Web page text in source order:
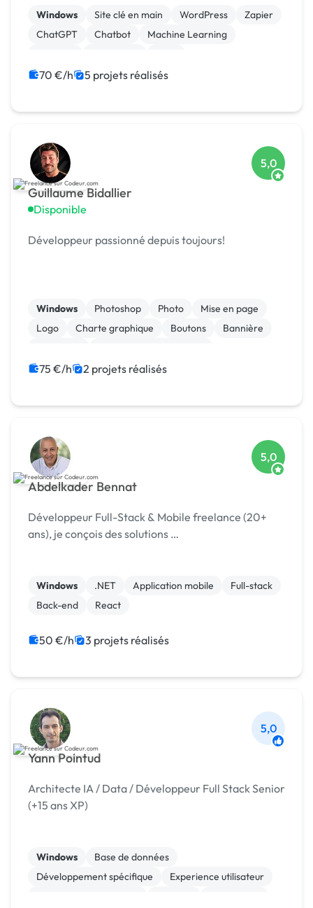
Windows Site clé en main WordPress
Zapier
ChatGPT
Chatbot
Machine Learning
70 €/h 5 projets réalisés
Guillaume Bidallier
Disponible
5,0
Développeur passionné depuis toujours!
Windows Photoshop Photo
Mise en page
Logo
Charte graphique Boutons
Bannière
75 €/h 2 projets réalisés
Abdelkader Bennat
5,0
Développeur Full-Stack & Mobile freelance (20+
ans), je conçois des solutions …
Windows .NET Application mobile
Full-stack
Back-end
React
50 €/h 3 projets réalisés
Yann Pointud
5,0
Architecte IA / Data / Développeur Full Stack Senior
(+15 ans XP)
Windows
Base de données
Développement spécifique
Experience utilisateur